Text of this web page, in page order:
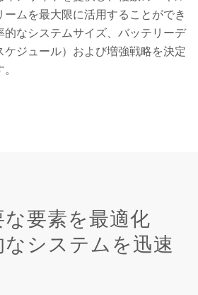
ムを最大限に活用することができ
的なシステムサイズ、バッテリーデ
ケジュール）および増強戦略を決定
要素を最適化
なシステムを迅速